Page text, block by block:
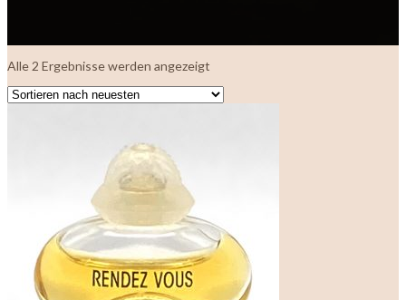
Alle 2 Ergebnisse werden angezeigt
sortiert